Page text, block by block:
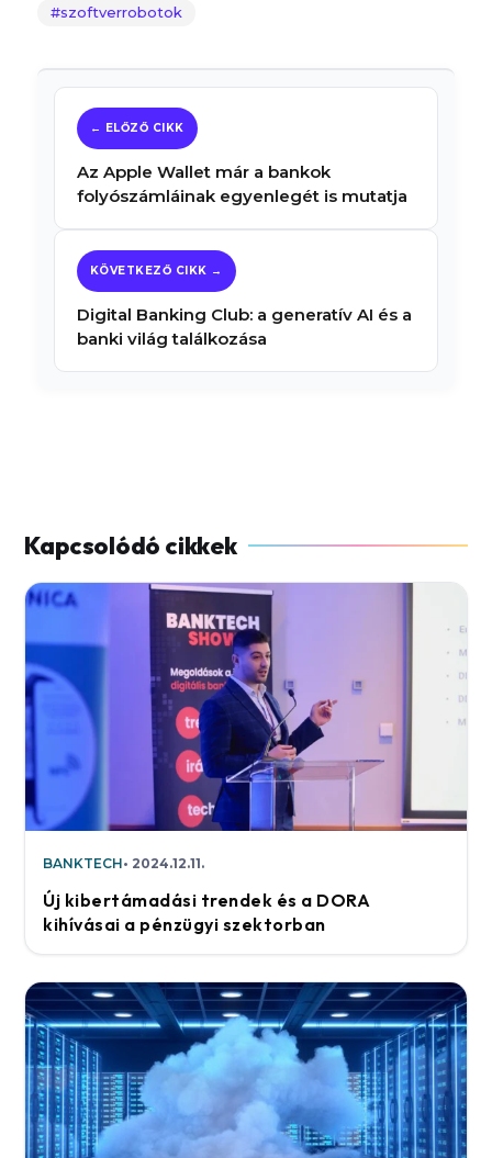
szoftverrobotok
Az Apple Wallet már a bankok
folyószámláinak egyenlegét is mutatja
Digital Banking Club: a generatív AI és a
banki világ találkozása
BANKTECH 2024.12.11.
Új kibertámadási trendek és a DORA
kihívásai a pénzügyi szektorban